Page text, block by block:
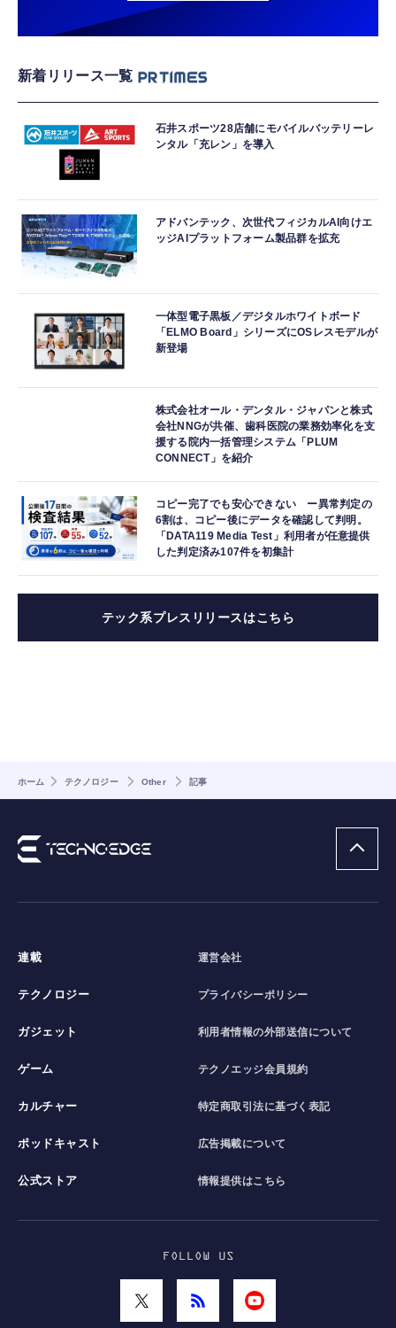
新着リリース一覧
石井スポーツ28店舗にモバイルバッテリーレ
ンタル「充レン」を導入
アドバンテック、次世代フィジカルAI向けエ
ッジAIプラットフォーム製品群を拡充
一体型電子黒板／デジタルホワイトボード
「ELMO Board」シリーズにOSレスモデルが
新登場
株式会社オール・デンタル・ジャパンと株式
会社NNGが共催、歯科医院の業務効率化を支
援する院内一括管理システム「PLUM
CONNECT」を紹介
コピー完了でも安心できない ー異常判定の
6割は、コピー後にデータを確認して判明。
「DATA119 Media Test」利用者が任意提供
した判定済み107件を初集計
テック系プレスリリースはこちら
ホーム テクノロジー Other 記事
連載
テクノロジー
ガジェット
ゲーム
カルチャー
ポッドキャスト
公式ストア
運営会社
プライバシーポリシー
利用者情報の外部送信について
テクノエッジ会員規約
特定商取引法に基づく表記
広告掲載について
情報提供はこちら
FOLLOW US